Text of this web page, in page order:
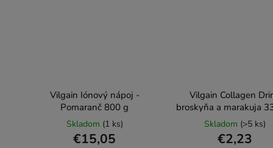
Vilgain Iónový nápoj -
Pomaranč 800 g
Skladom (1 ks)
€15,05
Vilgain Collagen
broskyňa a marakuja
Skladom (>5 ks)
€2,23